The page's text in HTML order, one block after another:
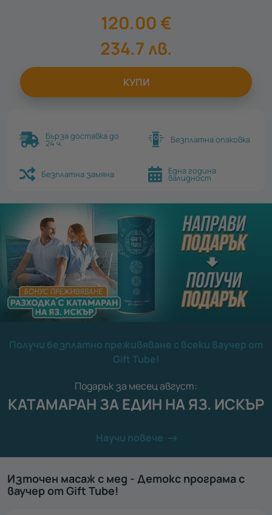
120.00 €
234.7лв.
КУПИ
Бърза доставка до
24 ч. Безплатна опаковка
Безплатна замяна Една година
валидност
Получи безплатно преживяване с всеки ваучер от
Gift Tube!
Подарък за месец август:
КАТАМАРАН ЗА ЕДИН НА ЯЗ. ИСКЪР
Научи повече
Източен масаж с мед - Детокс програма с
ваучер от Gift Tube!